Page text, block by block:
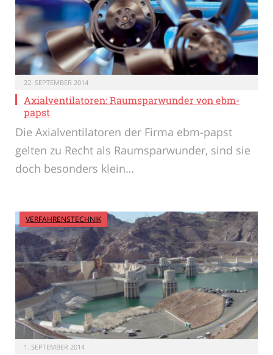
22. SEPTEMBER 2014
Axialventilatoren: Raumsparwunder von ebm-
papst
Die Axialventilatoren der Firma ebm-papst
gelten zu Recht als Raumsparwunder, sind sie
doch besonders klein…
VERFAHRENSTECHNIK
1. SEPTEMBER 2014